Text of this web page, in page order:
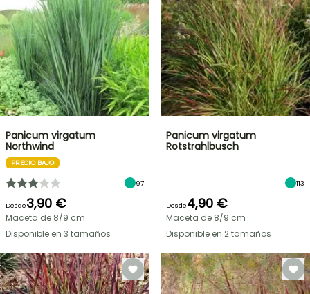
Panicum virgatum
Northwind
PRECIO BAJO
97
Desde3,90 €
Maceta de 8/9 cm
Disponible en 3 tamaños
Panicum virgatum
Rotstrahlbusch
113
Desde4,90 €
Maceta de 8/9 cm
Disponible en 2 tamaños